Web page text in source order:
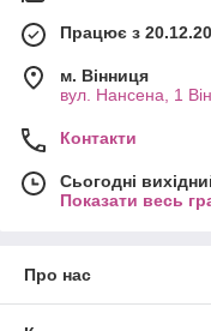
Працює з
м. Вінниця
вул. Нансена, 1
Контакти
Сьогодні
Показати весь
Про нас